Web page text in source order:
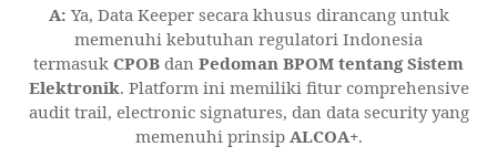
A: Ya, Data Keeper secara khusus dirancang untuk
memenuhi kebutuhan regulatori Indonesia
termasuk CPOB dan Pedoman BPOM tentang Sistem
Elektronik. Platform ini memiliki fitur comprehensive
audit trail, electronic signatures, dan data security yang
memenuhi prinsip ALCOA+.